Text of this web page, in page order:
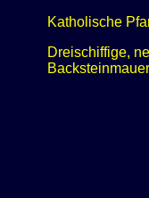
Katholische
Dreischiffige,